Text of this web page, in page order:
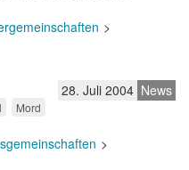
News
28. Juli 2004
Mord